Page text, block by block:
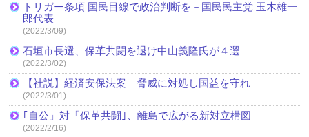
トリガー条項 国民目線で政治判断を－国民民主党 玉木雄一
郎代表
(2022/3/09)
石垣市長選、保革共闘を退け中山義隆氏が４選
(2022/3/02)
【社説】経済安保法案 脅威に対処し国益を守れ
(2022/3/01)
｢自公」対「保革共闘｣、離島で広がる新対立構図
(2022/2/16)